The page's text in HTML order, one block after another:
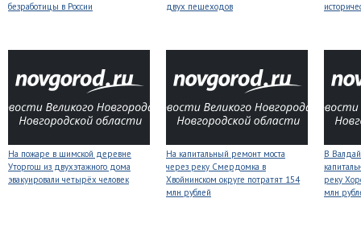
безработицы в России
двух пешеходов
На пожаре в шимской деревне
Уторгош из двухэтажного дома
эвакуировали четырёх человек
На капитальный ремонт моста
через реку Смердомка в
Хвойнинском округе потратят 154
млн рублей
В
реку
млн